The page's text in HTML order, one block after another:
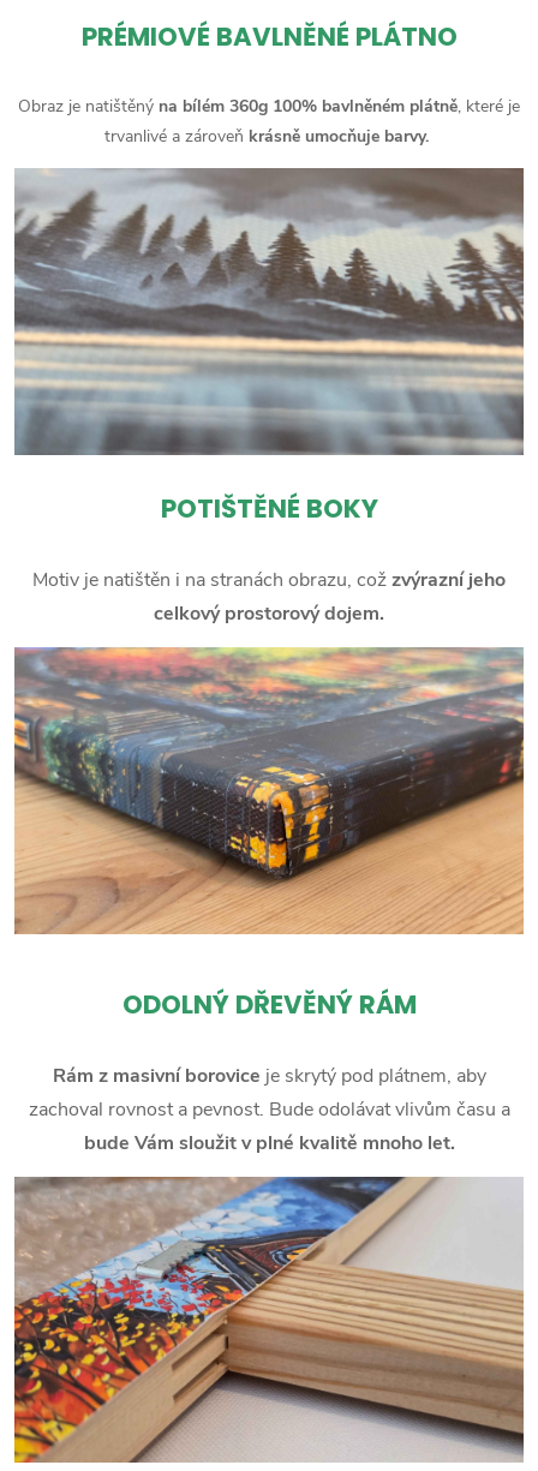
PRÉMIOVÉ BAVLNĚNÉ PLÁTNO
Obraz je natištěný na bílém 360g 100% bavlněném plátně, které je
trvanlivé a zároveň krásně umocňuje barvy.
POTIŠTĚNÉ BOKY
Motiv je natištěn i na stranách obrazu, cožzvýrazní jeho
celkový prostorový dojem.
ODOLNÝ DŘEVĚNÝ RÁM
Rám z masivní borovice je skrytý pod plátnem, aby
zachoval rovnost a pevnost. Bude odolávat vlivům času a
bude Vám sloužit v plné kvalitě mnoho let.